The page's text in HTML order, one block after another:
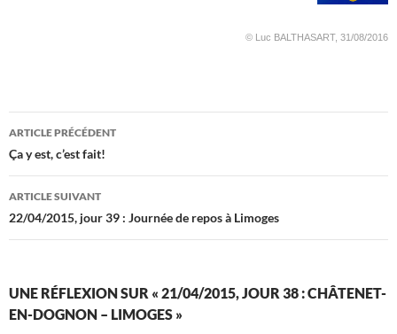
© Luc BALTHASART, 31/08/2016
Navigation
des
articles
ARTICLE PRÉCÉDENT
Ça y est, c’est fait!
ARTICLE SUIVANT
22/04/2015, jour 39 : Journée de repos à Limoges
UNE RÉFLEXION SUR « 21/04/2015, JOUR 38 : CHÂTENET-
EN-DOGNON – LIMOGES »